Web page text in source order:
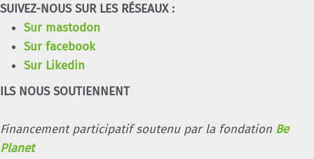
SUIVEZ-NOUS SUR LES RÉSEAUX :
Sur mastodon
Sur facebook
Sur Likedin
ILS NOUS SOUTIENNENT
Financement participatif soutenu par la fondation Be
Planet